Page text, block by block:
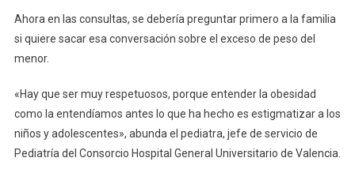
Ahora en las consultas, se debería preguntar primero a la familia
si quiere sacar esa conversación sobre el exceso de peso del
menor.
«Hay que ser muy respetuosos, porque entender la obesidad
como la entendíamos antes lo que ha hecho es estigmatizar a los
niños y adolescentes», abunda el pediatra, jefe de servicio de
Pediatría del Consorcio Hospital General Universitario de Valencia.